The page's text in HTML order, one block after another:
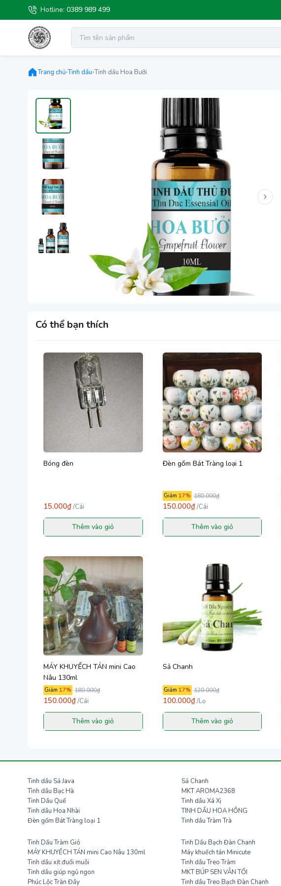
Hotline: 0389 989 499
Trang chủ Tinh dầu Tinh dầu Hoa Bưởi
Có thể bạn thích
Bóng đèn
15.000₫/Cái
Thêm vào giỏ
Đèn gốm Bát Tràng loại 1
Giảm 17% 180.000₫
150.000₫/Cái
Thêm vào giỏ
MÁY KHUYẾCH TÁN mini Cao
Nâu 130ml
Giảm 17% 180.000₫
150.000₫/Cái
Thêm vào giỏ
Sả Chanh
Giảm 17% 120.000₫
100.000₫/Lọ
Thêm vào giỏ
Tinh dầu Sả Java Sả Chanh
Tình dầu Bạc Hà
MKT AROMA2368
Tinh Dầu Quế
Tinh dầu Xá Xị
Tinh dầu Hoa Nhài
TINH DẦU HOA HỒNG
Đèn gốm Bát Tràng loại 1
Tinh dầu Tràm Trà
Tinh Dầu Tràm Gió Tinh Dầu Bạch Đàn Chanh
MÁY KHUYẾCH TÁN mini Cao Nâu 130ml
Máy khuếch tán Minicute
Tinh dầu xịt đuổi muỗi
Tinh dầu Treo Tràm
Tinh dầu giúp ngủ ngon
MKT BÚP SEN VÂN TỐI
Phúc Lộc Tràn Đầy
Tinh dầu Treo Bạch Đàn Chanh